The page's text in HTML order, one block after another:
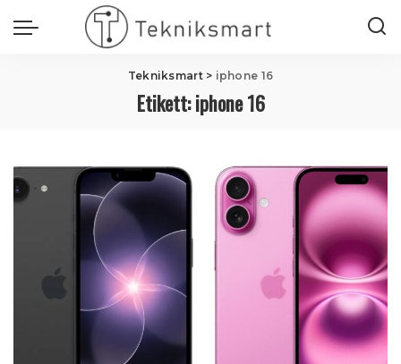
Tekniksmart> iphone 16
Etikett:iphone 16